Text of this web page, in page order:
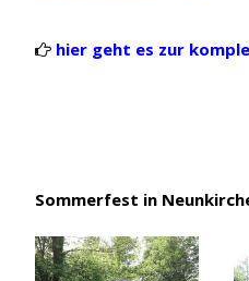
 hier geht es zur
Sommerfest in